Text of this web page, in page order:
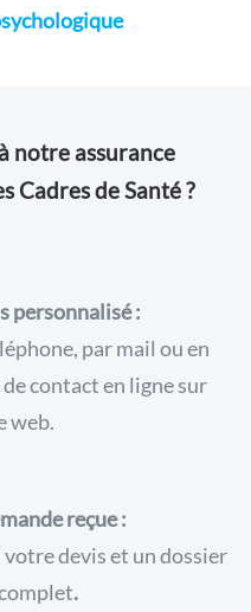
notre assurance
Cadres de Santé ?
personnalisé :
par mail ou en
contact en ligne sur
web.
reçue :
votre devis et un dossier
.